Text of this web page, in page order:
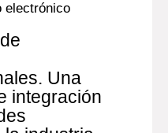
la innovaci[...]